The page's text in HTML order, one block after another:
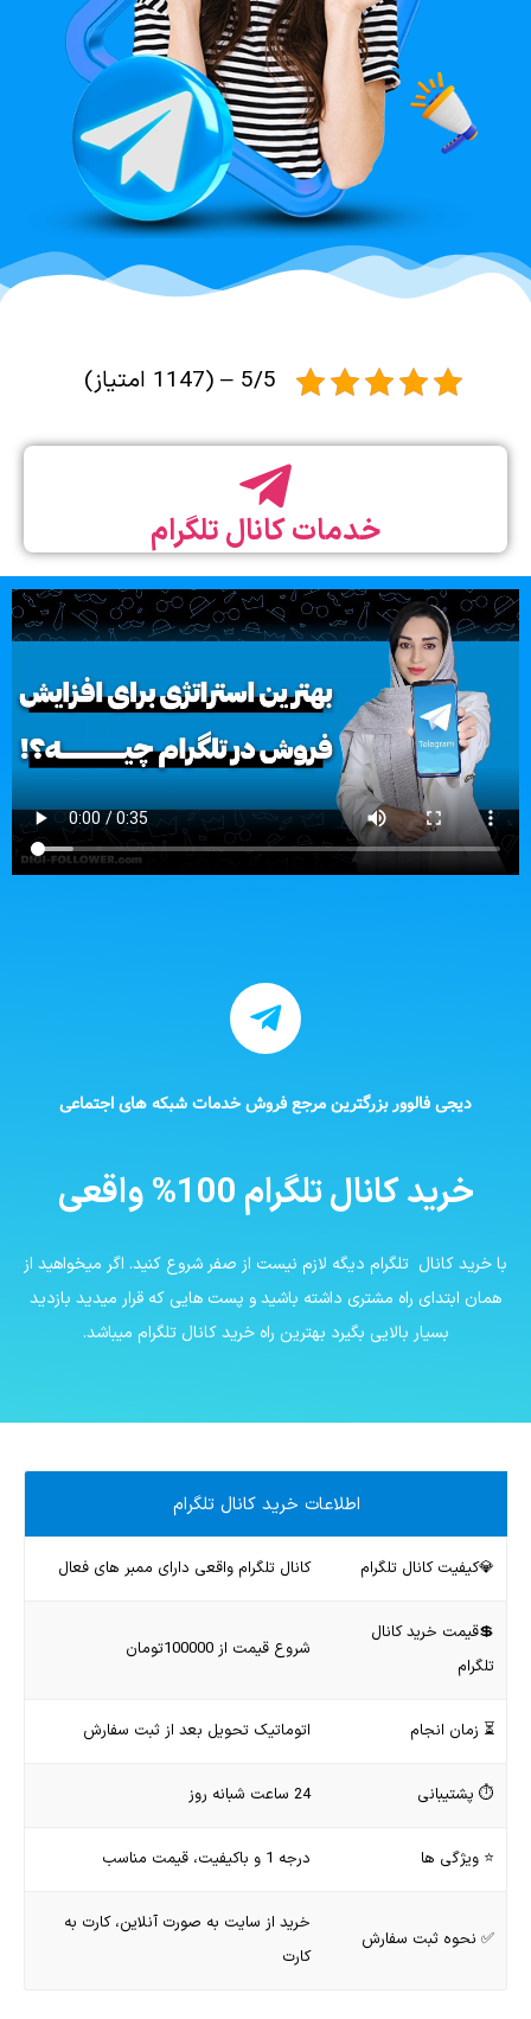
5/5 – (1147 امتیاز)
خدمات کانال تلگرام
دیجی فالوور بزرگترین مرجع فروش خدمات شبکه های اجتماعی
خرید کانال تلگرام 100% واقعی
با خرید کانال تلگرام دیگه لازم نیست از صفر شروع کنید. اگر میخواهید از
همان ابتدای راه مشتری داشته باشید و پست هایی که قرار میدید بازدید
بسیار بالایی بگیرد بهترین راه خرید کانال تلگرام میباشد.
اطلاعات خرید کانال تلگرام
💎کیفیت کانال تلگرام کانال تلگرام واقعی دارای ممبر های فعال
💲قیمت خرید کانال
تلگرام
شروع قیمت از 100000تومان
⏳ زمان انجام اتوماتیک تحویل بعد از ثبت سفارش
⏱ پشتیبانی 24 ساعت شبانه روز
⭐️ ویژگی ها درجه 1 و باکیفیت، قیمت مناسب
✅ نحوه ثبت سفارش
خرید از سایت به صورت آنلاین، کارت به
کارت